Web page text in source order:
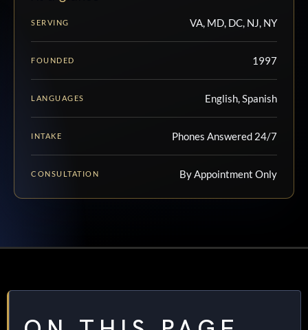
SERVING VA, MD, DC, NJ, NY
FOUNDED 1997
LANGUAGES English, Spanish
INTAKE Phones Answered 24/7
CONSULTATION By Appointment Only